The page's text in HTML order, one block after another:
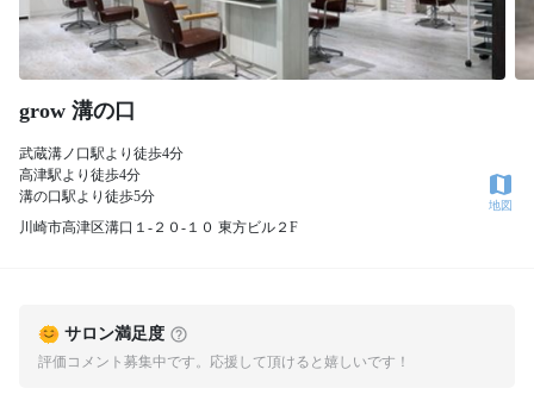
grow 溝の口
武蔵溝ノ口駅より徒歩4分
高津駅より徒歩4分
溝の口駅より徒歩5分
川崎市高津区溝口１-２０-１０ 東方ビル２F
地図
サロン満足度
評価コメント募集中です。応援して頂けると嬉しいです！